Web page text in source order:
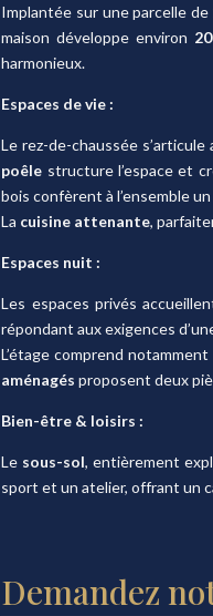
Implantée sur une parcelle de
maison développe environ
harmonieux.
Espaces de vie :
Le rez-de-chaussée s’articule
poêle structure l’espace et
bois confèrent à l’ensemble un
La cuisine attenante,
Espaces nuit :
Les espaces privés
répondant aux exigences
L’étage comprend notamment
aménagés proposent deux
Bien-être & loisirs :
Le sous-sol, entièrement
sport et un atelier, offrant un
Demandez